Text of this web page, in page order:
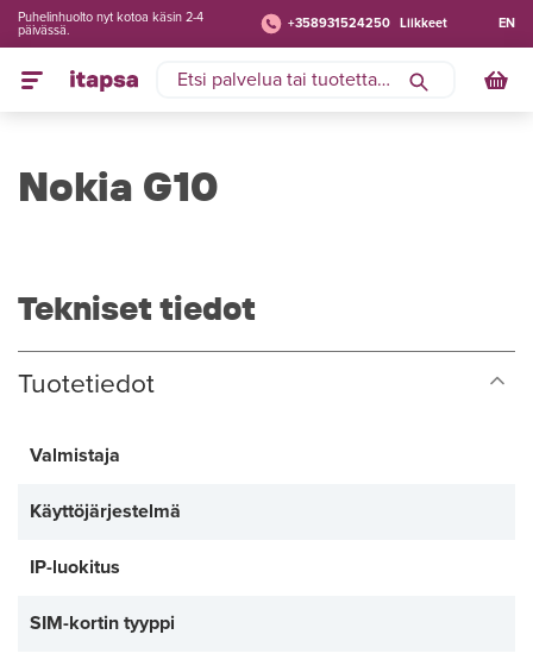
+358931524250 Liikkeet
Puhelinhuolto nyt kotoa käsin 2-4
päivässä.
EN
Nokia G10
Tekniset tiedot
Tuotetiedot
Valmistaja
Käyttöjärjestelmä
IP-luokitus
SIM-kortin tyyppi